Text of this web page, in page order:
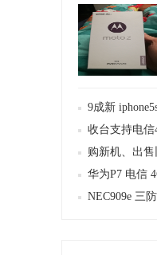
9成新
收台支持电
谓
购新机、出
华为P7 电信
NEC909e 三